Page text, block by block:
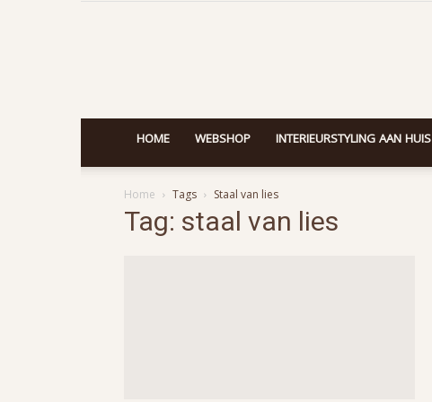
HOME WEBSHOP INTERIEURSTYLING AAN HUIS
Home Tags Staal van lies
Tag: staal van lies